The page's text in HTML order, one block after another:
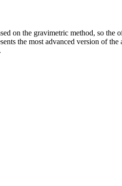
on the gravimetric method, so the
the most advanced version of the